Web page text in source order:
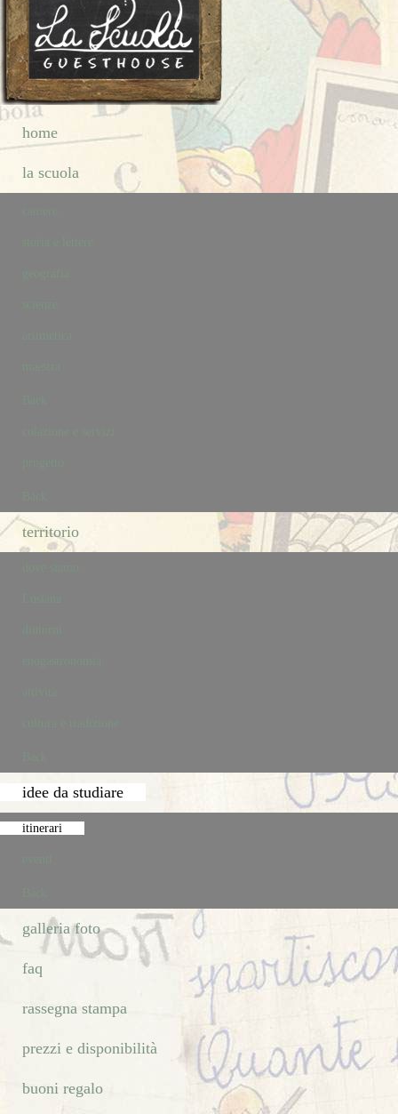
home
la scuola
territorio
idee da studiare
itinerari
galleria foto
faq
rassegna stampa
prezzi e disponibilità
buoni regalo